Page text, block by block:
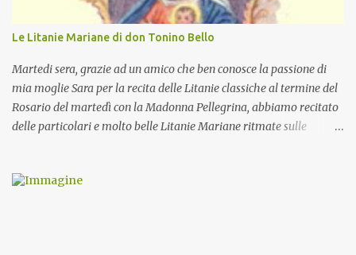
Le Litanie Mariane di don Tonino Bello
Martedi sera, grazie ad un amico che ben conosce la passione di
mia moglie Sara per la recita delle Litanie classiche al termine del
Rosario del martedì con la Madonna Pellegrina, abbiamo recitato
delle particolari e molto belle Litanie Mariane ritmate sulle
preghiera.